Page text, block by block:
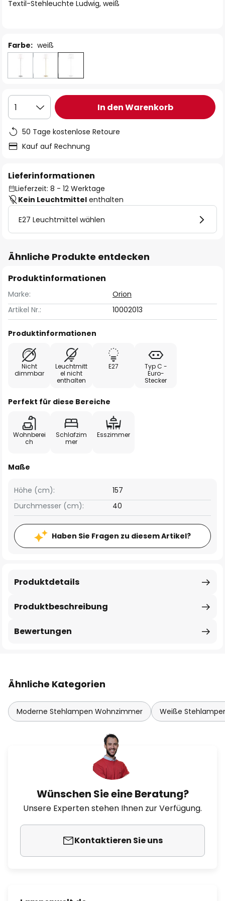
Textil-Stehleuchte Ludwig, weiß
Farbe: weiß
1 In den Warenkorb
50 Tage kostenlose Retoure
Kauf auf Rechnung
Lieferinformationen
Lieferzeit: 8 - 12 Werktage
Kein Leuchtmittel enthalten
E27 Leuchtmittel wählen
Ähnliche Produkte entdecken
Produktinformationen
Marke:
Orion
Artikel Nr.:
10002013
Produktinformationen
Nicht
dimmbar
Leuchtmitt
el nicht
enthalten
E27
Typ C -
Euro-
Stecker
Perfekt für diese Bereiche
Wohnberei
ch
Schlafzim
mer
Esszimmer
Maße
Höhe (cm):
157
Durchmesser (cm):
40
Haben Sie Fragen zu diesem Artikel?
Produktbeschreibung
Produktdetails
Bewertungen
Ähnliche Kategorien
Moderne Stehlampen Wohnzimmer Weiße
Wünschen Sie eine Beratung?
Unsere Experten stehen Ihnen zur Verfügung.
Kontaktieren Sie uns